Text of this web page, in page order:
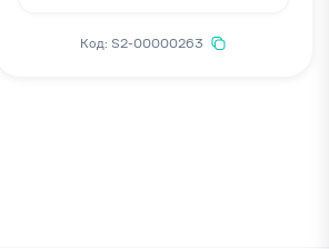
Код: S2-00000263